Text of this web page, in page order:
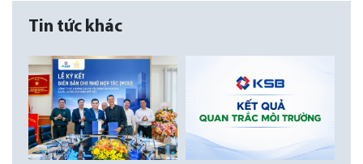
Tin tức khác